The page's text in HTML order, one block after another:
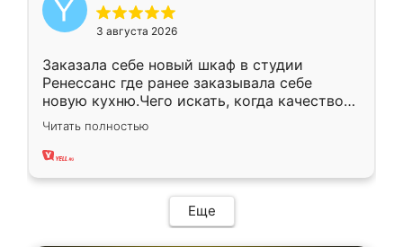
3 августа 2026
Заказала себе новый шкаф в студии
Ренессанс где ранее заказывала себе
новую кухню.Чего искать, когда качеством
вполне довольна. Служит кухня уже почти
два года, нареканий нет.
Читать полностью
Еще